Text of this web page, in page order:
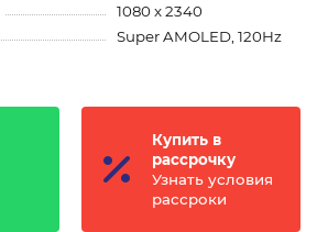
1080 x 2340
Super AMOLED, 120Hz
Купить в
рассрочку
Узнать условия
рассроки